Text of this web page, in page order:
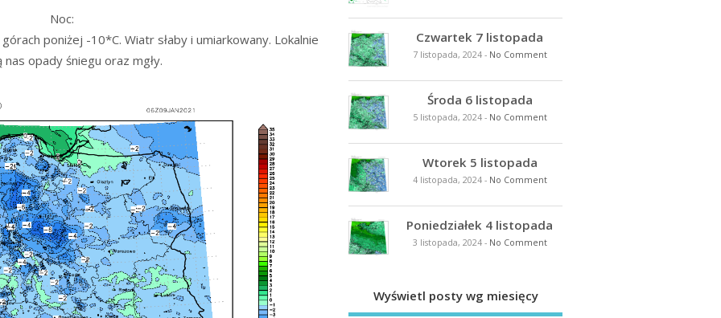
Noc:
poniżej -10*C. Wiatr słaby i umiarkowany. Lokalnie
nas opady śniegu oraz mgły.
Czwartek 7 listopada
7 listopada, 2024- No Comment
Środa 6 listopada
5 listopada, 2024- No Comment
Wtorek 5 listopada
4 listopada, 2024- No Comment
Poniedziałek 4 listopada
3 listopada, 2024- No Comment
Wyświetl posty wg miesięcy